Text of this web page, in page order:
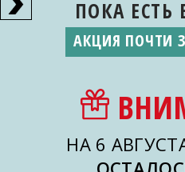
ПОКА ЕСТЬ
АКЦИЯ ПОЧТИ
НА 6